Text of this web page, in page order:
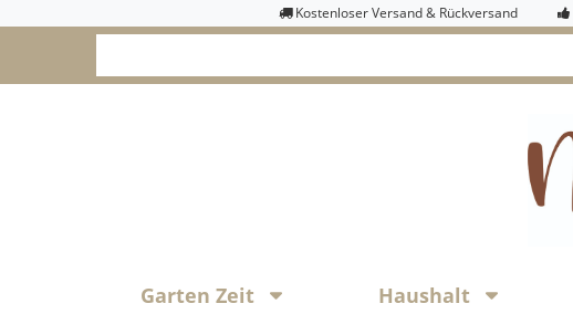
Kostenloser Versand & Rückversand
Garten Zeit Haushalt